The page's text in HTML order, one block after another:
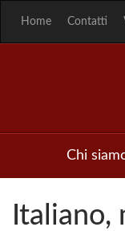
Home Contatti
Chi
Italiano,